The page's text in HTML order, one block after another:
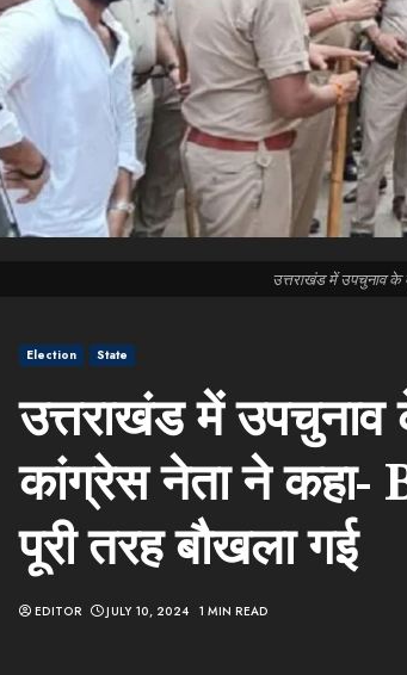
Election State
उत्तराखंड में उपचुनाव
कांग्रेस नेता ने कहा-
पूरी तरह बौखला गई
EDITOR JULY 10, 2024 1 MIN READ
उत्तराखंड में उपचुनाव के